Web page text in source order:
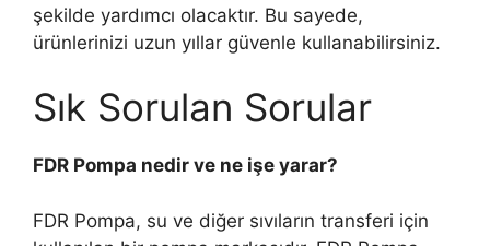
şekilde yardımcı olacaktır. Bu sayede,
ürünlerinizi uzun yıllar güvenle kullanabilirsiniz.
Sık Sorulan Sorular
FDR Pompa nedir ve ne işe yarar?
FDR Pompa, su ve diğer sıvıların transferi için